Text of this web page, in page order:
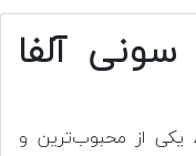
سونی آلفا
یکی از محبوب‌ترین و